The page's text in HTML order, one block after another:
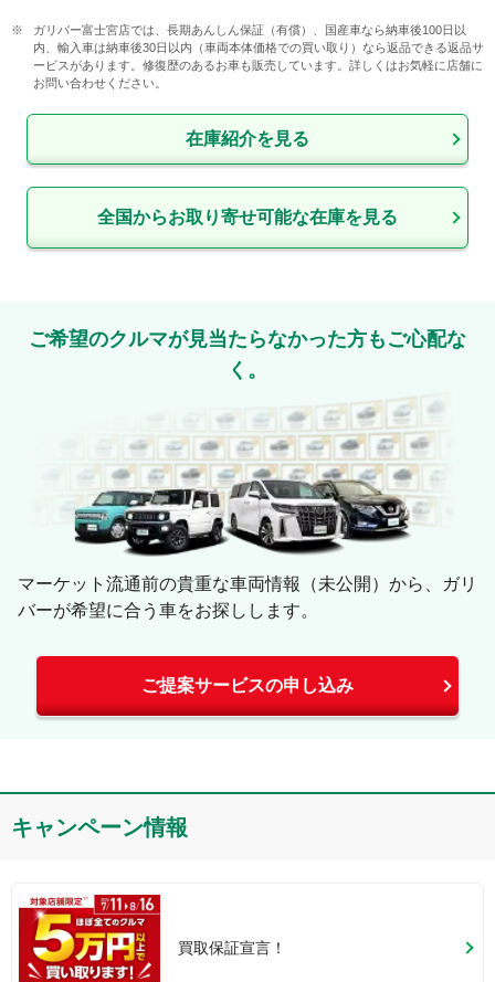
ガリバー富士宮店では、長期あんしん保証（有償）、国産車なら納車後100日以
内、輸入車は納車後30日以内（車両本体価格での買い取り）なら返品できる返品サ
ービスがあります。修復歴のあるお車も販売しています。詳しくはお気軽に店舗に
お問い合わせください。
在庫紹介を見る
全国からお取り寄せ可能な在庫を見る
ご希望のクルマが見当たらなかった方もご心配な
く。
マーケット流通前の貴重な車両情報（未公開）から、ガリ
バーが希望に合う車をお探しします。
ご提案サービスの申し込み
キャンペーン情報
買取保証宣言！